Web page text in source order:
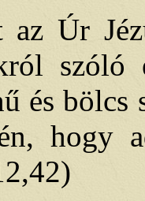
az Úr
szóló
és
hogy